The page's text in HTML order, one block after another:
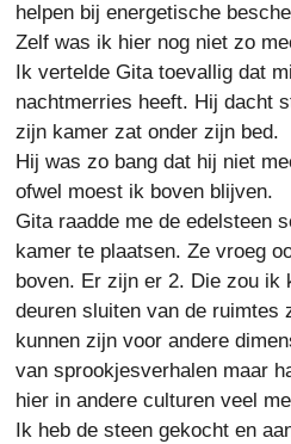
helpen bij energetische
Zelf was ik hier nog niet zo
Ik vertelde Gita toevallig dat
nachtmerries heeft. Hij dacht
zijn kamer zat onder zijn bed.
Hij was zo bang dat hij niet
ofwel moest ik boven blijven.
Gita raadde me de edelsteen
kamer te plaatsen. Ze vroeg
boven. Er zijn er 2. Die zou ik
deuren sluiten van de ruimtes
kunnen zijn voor andere
van sprookjesverhalen maar
hier in andere culturen veel
Ik heb de steen gekocht en